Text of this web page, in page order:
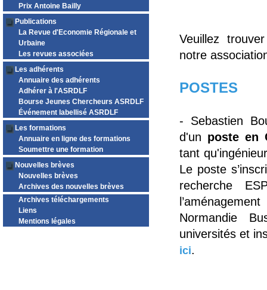
Prix Antoine Bailly
Publications
La Revue d'Economie Régionale et
Urbaine
Les revues associées
Les adhérents
Annuaire des adhérents
Adhérer à l'ASRDLF
Bourse Jeunes Chercheurs ASRDLF
Événement labellisé ASRDLF
Les formations
Annuaire en ligne des formations
Soumettre une formation
Nouvelles brèves
Nouvelles brèves
Archives des nouvelles brèves
Archives téléchargements
Liens
Mentions légales
Veuillez
notre
POSTES
- Sebastien
d'un poste en
tant
Le poste
recherche
Normandie
universités et
ici.